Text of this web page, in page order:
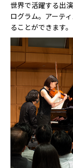
世界で活躍する出
ログラム。アーテ
ることができます。